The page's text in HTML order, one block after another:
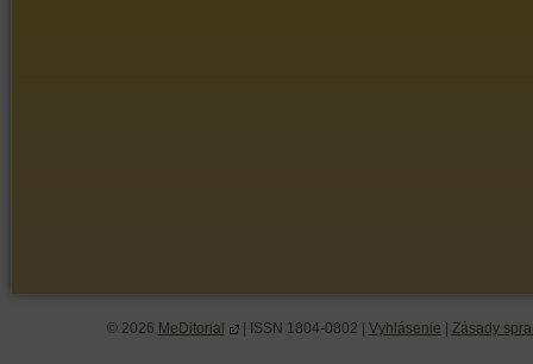
© 2026 MeDitorial | ISSN 1804-0802 | Vyhlásenie Zásady